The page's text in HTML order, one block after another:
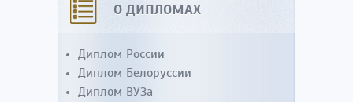
О ДИПЛОМАХ
Диплом России
Диплом Белоруссии
Диплом ВУЗа